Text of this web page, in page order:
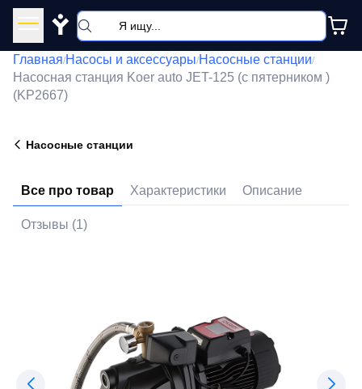
Y
Главная/Насосы и аксессуары/Насосные станции/
Насосная станция Koer auto JET-125 (с пятерником )
(KP2667)
Насосные станции
Все про товар Характеристики Описание
Отзывы (1)